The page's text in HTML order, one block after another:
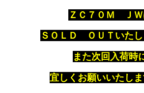
ＺＣ７０Ｍ Ｊ
ＳＯＬＤ ＯＵＴいたし
また次回入荷時
宜しくお願いいたしま